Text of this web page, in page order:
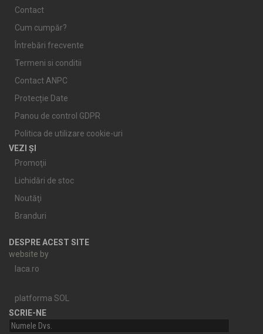
Contact
Cum cumpăr?
Întrebări frecvente
Termeni si conditii
Contact ANPC
Protecție Date
Panou de control GDPR
Politica de utilizare cookie-uri
VEZI ȘI
Promoţii
Lichidări de stoc
Noutăţi
Branduri
DESPRE ACEST SITE
website by
laca.ro
platforma SOL
SCRIE-NE